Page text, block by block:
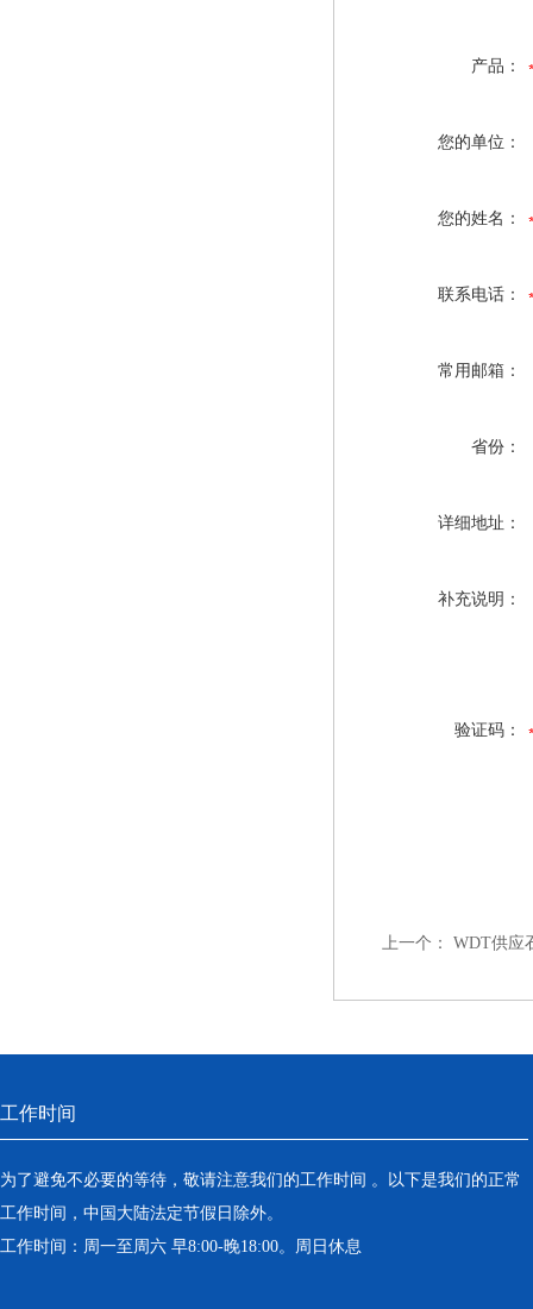
产品：
您的单位：
您的姓名：
联系电话：
常用邮箱：
省份：
详细地址：
补充说明：
验证码：
上一个： WDT供应
工作时间
为了避免不必要的等待，敬请注意我们的工作时间 。以下是我们的正常
工作时间，中国大陆法定节假日除外。
工作时间：周一至周六 早8:00-晚18:00。周日休息